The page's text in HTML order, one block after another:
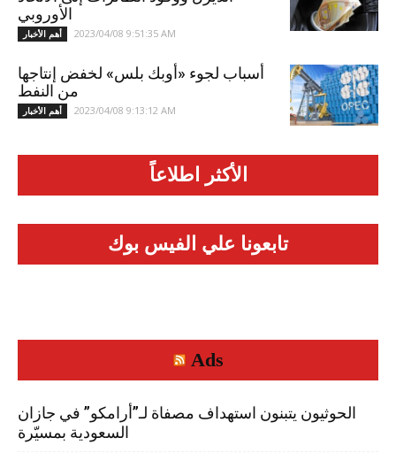
الأوروبي
أهم الأخبار 2023/04/08 9:51:35 AM
أسباب لجوء «أوبك بلس» لخفض إنتاجها
من النفط
أهم الأخبار 2023/04/08 9:13:12 AM
الأكثر اطلاعاً
تابعونا علي الفيس بوك
Ads
الحوثيون يتبنون استهداف مصفاة لـ”أرامكو” في جازان
السعودية بمسيّرة